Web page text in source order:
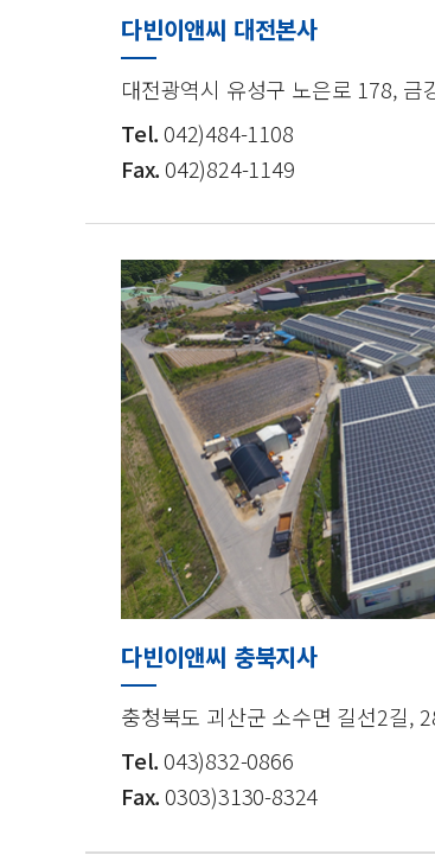
다빈이앤씨 대전본사
대전광역시 유성구 노은로 178, 금
Tel.042)484-1108
Fax.042)824-1149
다빈이앤씨 충북지사
충청북도 괴산군 소수면 길선2길,
Tel.043)832-0866
Fax.0303)3130-8324